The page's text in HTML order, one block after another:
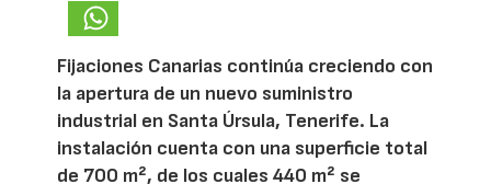
Fijaciones Canarias continúa creciendo con
la apertura de un nuevo suministro
industrial en Santa Úrsula, Tenerife. La
instalación cuenta con una superficie total
de 700 m², de los cuales 440 m² se